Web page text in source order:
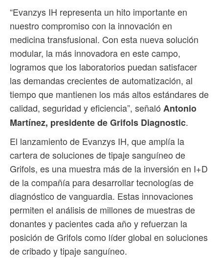
“Evanzys IH representa un hito importante en
nuestro compromiso con la innovación en
medicina transfusional. Con esta nueva solución
modular, la más innovadora en este campo,
logramos que los laboratorios puedan satisfacer
las demandas crecientes de automatización, al
tiempo que mantienen los más altos estándares de
calidad, seguridad y eficiencia”, señaló Antonio
Martínez, presidente de Grifols Diagnostic.
El lanzamiento de Evanzys IH, que amplía la
cartera de soluciones de tipaje sanguíneo de
Grifols, es una muestra más de la inversión en I+D
de la compañía para desarrollar tecnologías de
diagnóstico de vanguardia. Estas innovaciones
permiten el análisis de millones de muestras de
donantes y pacientes cada año y refuerzan la
posición de Grifols como líder global en soluciones
de cribado y tipaje sanguíneo.